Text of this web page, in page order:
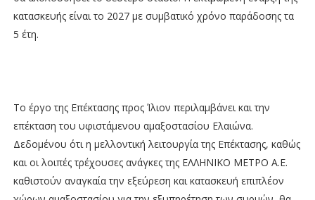
κατασκευής είναι το 2027 με συμβατικό χρόνο παράδοσης τα
5 έτη.
Το έργο της Επέκτασης προς Ίλιον περιλαμβάνει και την
επέκταση του υφιστάμενου αμαξοστασίου Ελαιώνα.
Δεδομένου ότι η μελλοντική λειτουργία της Επέκτασης, καθώς
και οι λοιπές τρέχουσες ανάγκες της ΕΛΛΗΝΙΚΟ ΜΕΤΡΟ Α.Ε.
καθιστούν αναγκαία την εξεύρεση και κατασκευή επιπλέον